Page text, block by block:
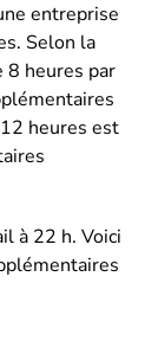
entreprise
Selon la
8 heures par
heures est
à 22 h. Voici